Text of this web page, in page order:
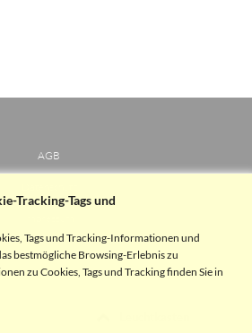
AGB
Tracking-Tags und
Tags und Tracking-Informationen und
bestmögliche Browsing-Erlebnis zu
zu Cookies, Tags und Tracking finden Sie in